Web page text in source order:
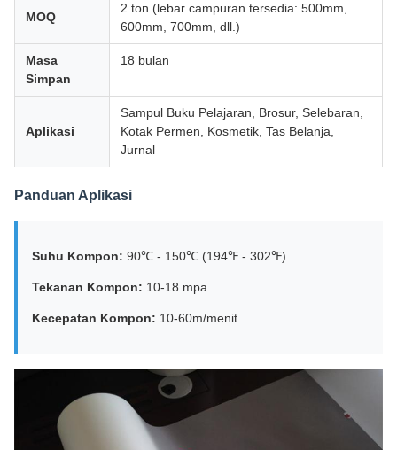
MOQ
2 ton (lebar campuran tersedia: 500mm,
600mm, 700mm, dll.)
Masa
Simpan
18 bulan
Aplikasi
Sampul Buku Pelajaran, Brosur, Selebaran,
Kotak Permen, Kosmetik, Tas Belanja,
Jurnal
Panduan Aplikasi
Suhu Kompon: 90℃ - 150℃ (194℉ - 302℉)
Tekanan Kompon: 10-18 mpa
Kecepatan Kompon: 10-60m/menit